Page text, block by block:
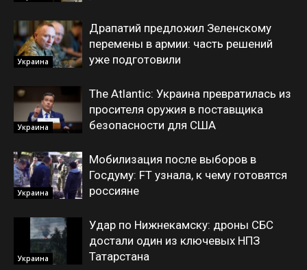
Украина
Драпатий предложил Зеленскому
перемены в армии: часть решений
уже подготовили
Украина
The Atlantic: Украина превратилась из
просителя оружия в поставщика
безопасности для США
Украина
Мобилизация после выборов в
Госдуму: FT узнала, к чему готовятся
россияне
Украина
Удар по Нижнекамску: дроны СБС
достали один из ключевых НПЗ
Татарстана